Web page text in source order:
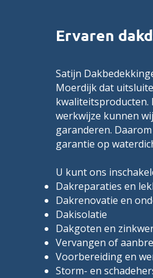
Ervaren
Satijn
Moerdijk dat
kwaliteitsproducten.
werkwijze kunnen
garanderen.
garantie op
U kunt ons
Dakreparaties en
Dakrenovatie en
Dakisolatie
Dakgoten en
Vervangen of
Voorbereiding en
Storm- en